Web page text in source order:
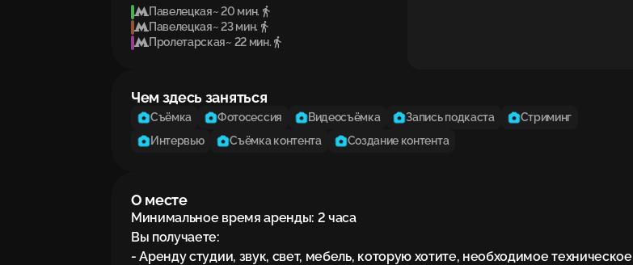
Павелецкая~ 20 мин.
Павелецкая~ 23 мин.
Пролетарская~ 22 мин.
Чем здесь заняться
Съёмка Фотосессия Видеосъёмка Запись подкаста
Стриминг
Интервью
Съёмка контента Создание контента
О месте
Минимальное время аренды: 2 часа
Вы получаете:
- Аренду студии, звук, свет, мебель, которую хотите, необходимое техническое